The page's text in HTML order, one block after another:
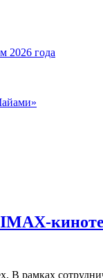
2026 года
рамках